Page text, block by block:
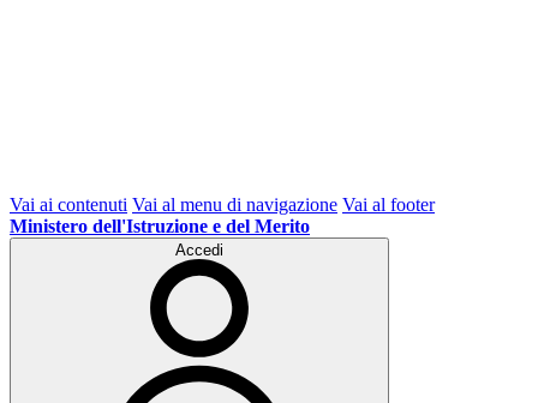
Vai ai contenuti Vai al menu di navigazione Vai al footer
Ministero dell'Istruzione e del Merito
Accedi